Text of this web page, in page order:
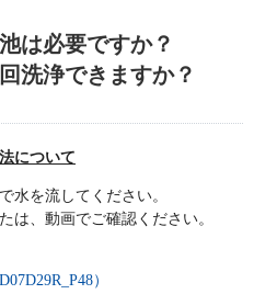
は必要ですか？
洗浄できますか？
について
水を流してください。
は、動画でご確認ください。
D07D29R_P48）